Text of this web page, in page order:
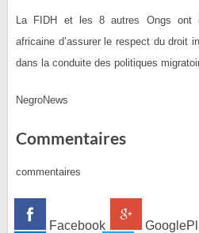
La FIDH et les 8 autres Ongs ont
africaine d’assurer le respect du droit
dans la conduite des politiques
NegroNews
Commentaires
commentaires
Facebook